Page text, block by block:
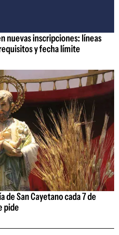
nuevas inscripciones: líneas
y fecha límite
de San Cayetano cada 7 de
pide